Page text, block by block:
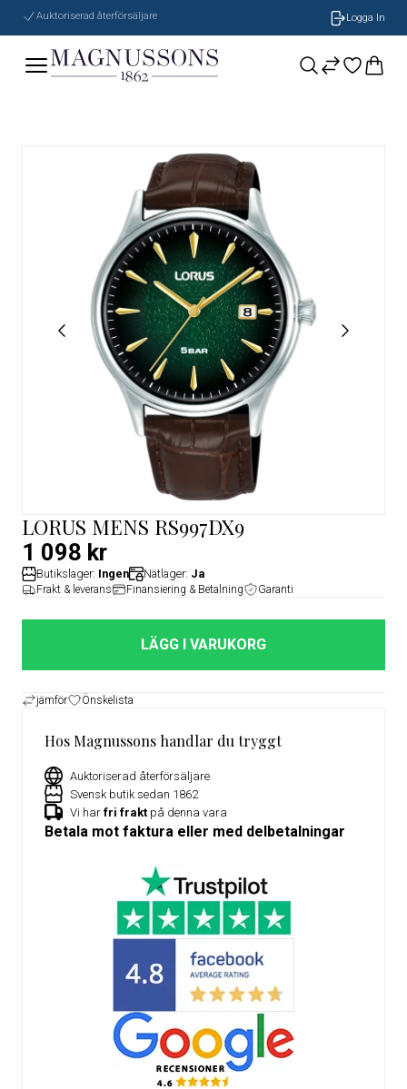
Auktoriserad återförsäljare Logga In
LORUS MENS RS997DX9
1 098 kr
Butikslager: Ingen Nätlager: Ja
Frakt & leverans Finansiering & Betalning Garanti
LÄGG I VARUKORG
jämför Önskelista
Hos Magnussons handlar du tryggt
Auktoriserad återförsäljare
Svensk butik sedan 1862
Vi har fri frakt på denna vara
Betala mot faktura eller med delbetalningar